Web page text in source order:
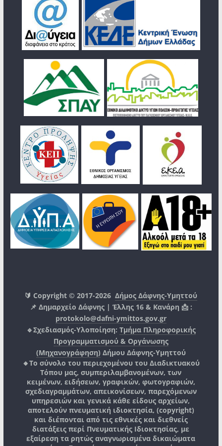
🔰 Copyright © 2017-2026Δήμος Δάφνης-Υμηττού
📌 Δημαρχείο Δάφνης | Έλλης 16 & Κανάρη 📩 :
protokolo@dafni-ymittos.gov.gr
🔹Σχεδιασμός-Υλοποίηση: Τμήμα Πληροφορικής
Προγραμματισμού & Οργάνωσης
(Μηχανογράφηση) Δήμου Δάφνης-Υμηττού
🔸Το σύνολο του περιεχομένου του Διαδικτυακού
Τόπου μας, συμπεριλαμβανομένων, των
κειμένων, ειδήσεων, γραφικών, φωτογραφιών,
σχεδιαγραμμάτων, απεικονίσεων, παρεχόμενων
υπηρεσιών και γενικά κάθε είδους αρχείων,
αποτελούν πνευματική ιδιοκτησία, (copyright)
και διέπονται από τις εθνικές και διεθνείς
διατάξεις περί Πνευματικής Ιδιοκτησίας, με
εξαίρεση τα ρητώς αναγνωρισμένα δικαιώματα